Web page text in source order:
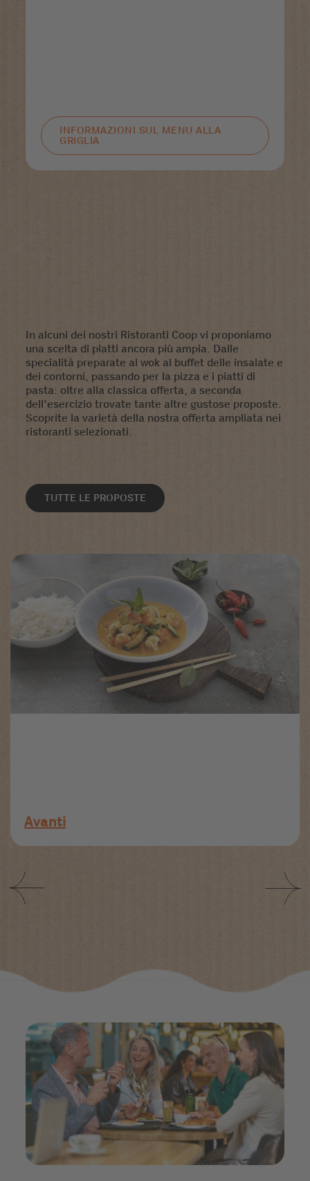
INFORMAZIONI SUL MENU ALLA
GRIGLIA
In alcuni dei nostri Ristoranti Coop vi proponiamo
una scelta di piatti ancora più ampia. Dalle
specialità preparate al wok al buffet delle insalate e
dei contorni, passando per la pizza e i piatti di
pasta: oltre alla classica offerta, a seconda
dell'esercizio trovate tante altre gustose proposte.
Scoprite la varietà della nostra offerta ampliata nei
ristoranti selezionati.
TUTTE LE PROPOSTE
Avanti